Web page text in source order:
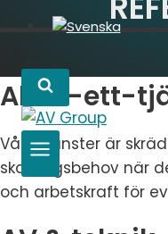
Allt-i-ett-
Våra tjänster är
skalningsbehov när
och arbetskraft för